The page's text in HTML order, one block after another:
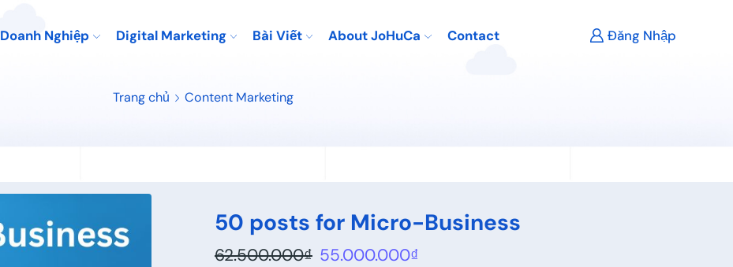
Doanh Nghiệp Digital Marketing Bài Viết About JoHuCa Contact Đăng Nhập
Trang chủ Content Marketing
50 posts for Micro-Business
62.500.000₫ 55.000.000₫